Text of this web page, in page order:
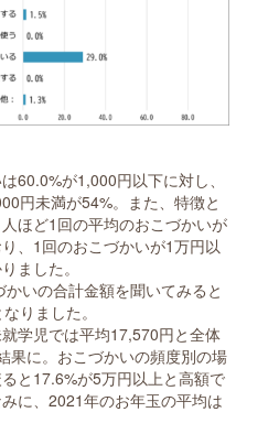
60.0%が1,000円以下に対し、
円未満が54%。また、特徴と
ほど1回の平均のおこづかいが
、1回のおこづかいが1万円以
ました。
いの合計金額を聞いてみると
りました。
学児では平均17,570円と全体
果に。おこづかいの頻度別の場
と17.6%が5万円以上と高額で
に、2021年のお年玉の平均は